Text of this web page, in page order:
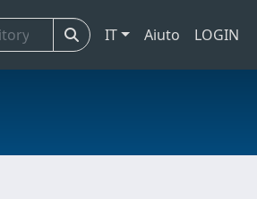
IT Aiuto LOGIN